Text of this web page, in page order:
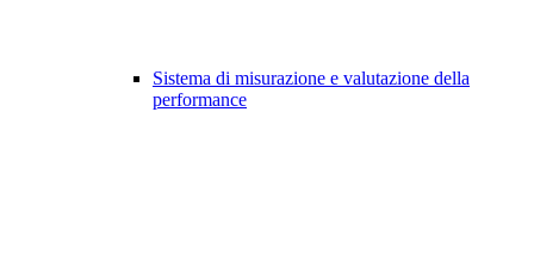
Sistema di misurazione e valutazione della
performance